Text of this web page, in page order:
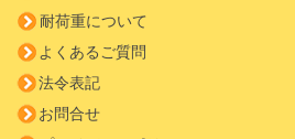
耐荷重について
よくあるご質問
法令表記
お問合せ